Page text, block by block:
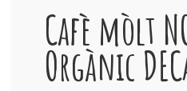
Cafè mòlt
Orgànic